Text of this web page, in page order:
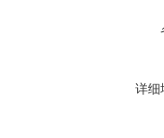
详细